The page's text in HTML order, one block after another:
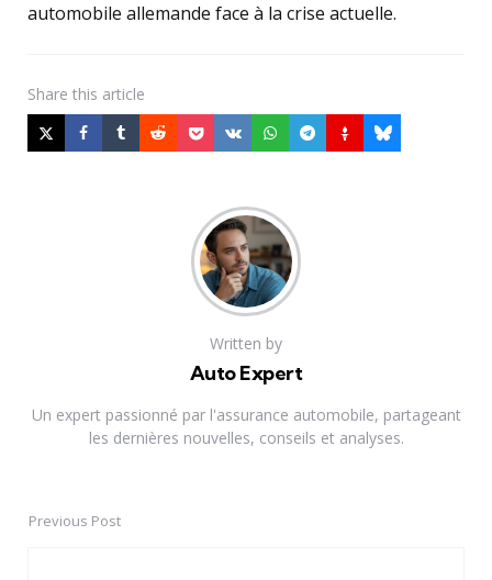
automobile allemande face à la crise actuelle.
Share this article
Written by
Auto Expert
Un expert passionné par l'assurance automobile, partageant
les dernières nouvelles, conseils et analyses.
PostPrevious Post